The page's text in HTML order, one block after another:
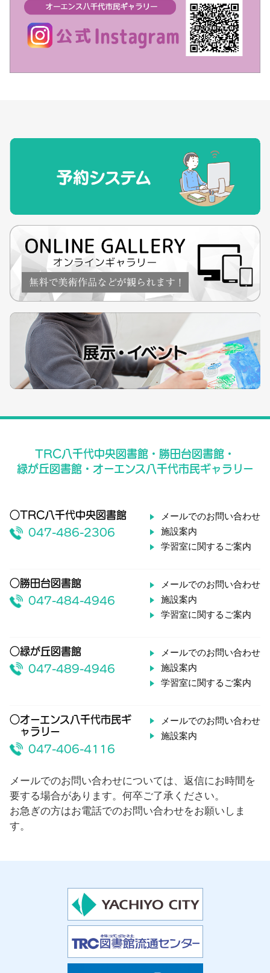
TRC八千代中央図書館・勝田台図書館・
緑が丘図書館・オーエンス八千代市民ギャラリー
○TRC八千代中央図書館
047-486-2306
メールでのお問い合わせ
施設案内
学習室に関するご案内
○勝田台図書館
047-484-4946
メールでのお問い合わせ
施設案内
学習室に関するご案内
○緑が丘図書館
047-489-4946
メールでのお問い合わせ
施設案内
学習室に関するご案内
○オーエンス八千代市民ギ
ャラリー
047-406-4116
メールでのお問い合わせ
施設案内
メールでのお問い合わせについては、返信にお時間を
要する場合があります。何卒ご了承ください。
お急ぎの方はお電話でのお問い合わせをお願いしま
す。